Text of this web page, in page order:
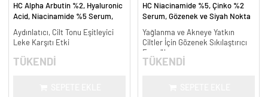
HC Alpha Arbutin %2, Hyaluronic
Acid, Niacinamide %5 Serum,
ml.
Aydınlatıcı, Cilt Tonu Eşitleyici
Leke Karşıtı Etki
TÜKENDİ
HC Niacinamide %5, Çinko %2
Serum, Gözenek ve Siyah Nokta
30 ml.
Yağlanma ve Akneye Yatkın
Ciltler İçin Gözenek Sıkılaştırıcı
Formül
TÜKENDİ